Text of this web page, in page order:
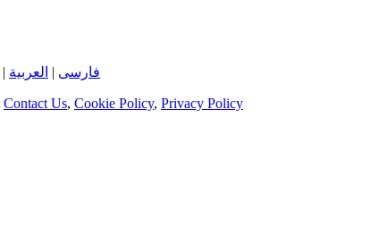
| العربية | فارسی
Contact Us, Cookie Policy, Privacy Policy